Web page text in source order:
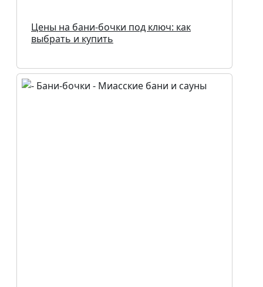
Цены на бани-бочки под ключ: как
выбрать и купить